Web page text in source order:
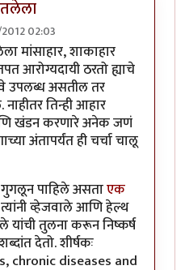
02:03
खंडन....byप्रभाकर पेठकर
मांसाहार, शाकाहार
आरोग्यदायी ठरतो ह्याचे
उपलब्ध असतील तर
तिन्ही आहार
खंडन करणारे अनेक जणं
अंतापर्यंत ही चर्चा चालू
पाहिले असताएक
व्हेजवाले आणि हेल्थ
यांची तुलना करून निष्कर्ष
देतो. शीर्षकः
chronic diseases and